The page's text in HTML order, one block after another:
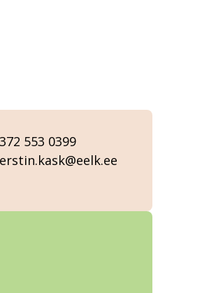
553 0399